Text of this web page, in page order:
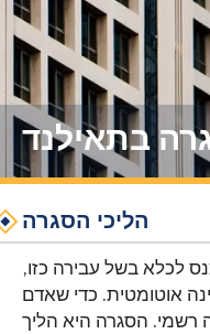
בתאילנד
הליכי הסגרה
לכלא בשל עבירה כזו,
אוטומטית. כדי שאדם
רשמי. הסגרה היא הליך